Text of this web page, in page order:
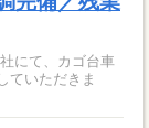
ていただきま